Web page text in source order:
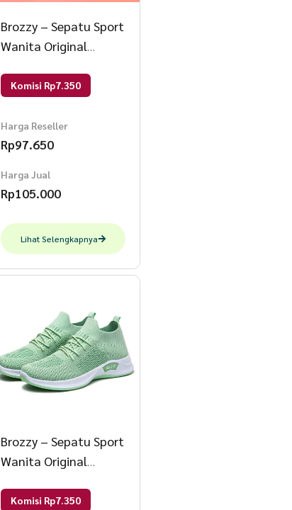
Brozzy – Sepatu Sport
Wanita Original
Rajut Olahraga 36
Komisi Rp7.350
Harga Reseller
Rp97.650
Harga Jual
Rp105.000
Lihat Selengkapnya
Brozzy – Sepatu Sport
Wanita Original
Rajut Olahraga 37
Komisi Rp7.350